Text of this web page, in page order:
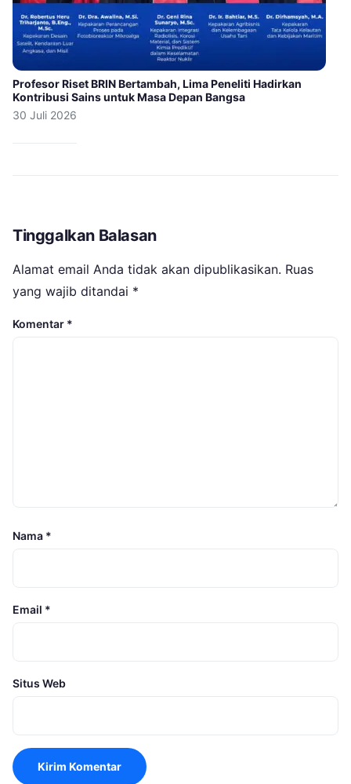
Profesor Riset BRIN Bertambah, Lima Peneliti Hadirkan
Kontribusi Sains untuk Masa Depan Bangsa
30 Juli 2026
Tinggalkan Balasan
Alamat email Anda tidak akan dipublikasikan. Ruas
yang wajib ditandai *
Komentar *
Nama *
Email *
Situs Web